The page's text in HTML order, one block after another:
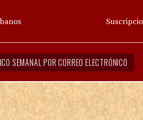
SEMANAL POR CORREO ELECTRÓNICO